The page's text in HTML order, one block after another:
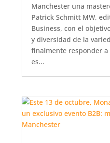
Manchester una
Patrick Schmitt MW,
Business, con el
y diversidad de la
finalmente responder
es...